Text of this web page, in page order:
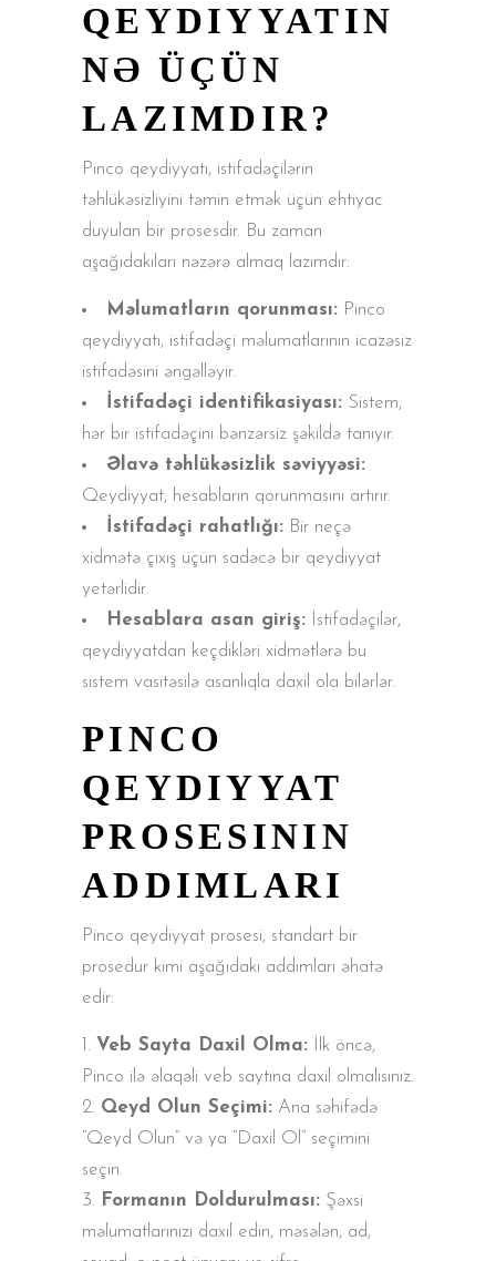
QEYDIYYATIN
NƏ ÜÇÜN
LAZIMDIR?
Pinco qeydiyyatı, istifadəçilərin
təhlükəsizliyini təmin etmək üçün ehtiyac
duyulan bir prosesdir. Bu zaman
aşağıdakıları nəzərə almaq lazımdır:
Məlumatların qorunması: Pinco
qeydiyyatı, istifadəçi məlumatlarının icazəsiz
istifadəsini əngəlləyir.
İstifadəçi identifikasiyası: Sistem,
hər bir istifadəçini bənzərsiz şəkildə tanıyır.
Əlavə təhlükəsizlik səviyyəsi:
Qeydiyyat, hesabların qorunmasını artırır.
İstifadəçi rahatlığı: Bir neçə
xidmətə çıxış üçün sadəcə bir qeydiyyat
yetərlidir.
Hesablara asan giriş: İstifadəçilər,
qeydiyyatdan keçdikləri xidmətlərə bu
sistem vasitəsilə asanlıqla daxil ola bilərlər.
PINCO
QEYDIYYAT
PROSESININ
ADDIMLARI
Pinco qeydiyyat prosesi, standart bir
prosedur kimi aşağıdakı addımları əhatə
edir:
Veb Sayta Daxil Olma: İlk öncə,
Pinco ilə əlaqəli veb saytına daxil olmalısınız.
Qeyd Olun Seçimi: Ana səhifədə
“Qeyd Olun” və ya “Daxil Ol” seçimini
seçin.
Formanın Doldurulması: Şəxsi
məlumatlarınızı daxil edin, məsələn, ad,